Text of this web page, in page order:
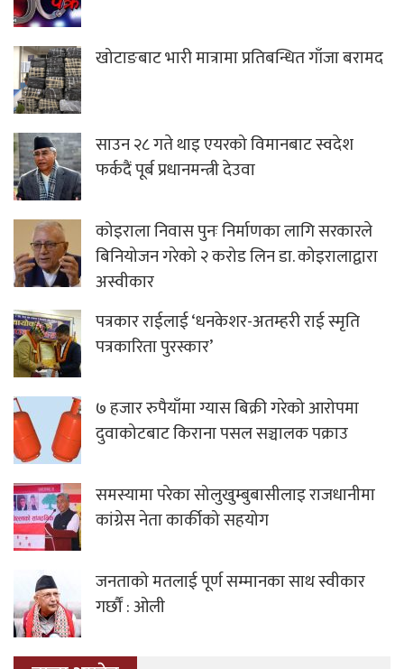
खोटाङबाट भारी मात्रामा प्रतिबन्धित गाँजा बरामद
साउन २८ गते थाइ एयरको विमानबाट स्वदेश
फर्कदैं पूर्ब प्रधानमन्त्री देउवा
कोइराला निवास पुनः निर्माणका लागि सरकारले
बिनियोजन गरेको २ करोड लिन डा. कोइरालाद्वारा
अस्वीकार
पत्रकार राईलाई ‘धनकेशर-अतम्हरी राई स्मृति
पत्रकारिता पुरस्कार’
७ हजार रुपैयाँमा ग्यास बिक्री गरेको आरोपमा
दुवाकोटबाट किराना पसल सञ्चालक पक्राउ
समस्यामा परेका सोलुखुम्बुबासीलाइ राजधानीमा
कांग्रेस नेता कार्कीको सहयोग
जनताको मतलाई पूर्ण सम्मानका साथ स्वीकार
गर्छौं : ओली